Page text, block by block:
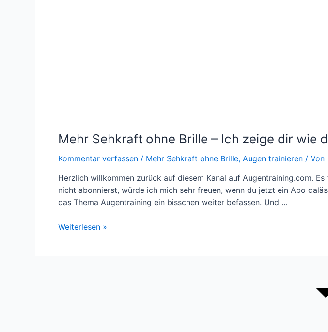
Mehr Sehkraft ohne Brille – Ich zeige dir wie
Kommentar verfassen / Mehr Sehkraft ohne Brille, Augen trainieren / Von
Herzlich willkommen zurück auf diesem Kanal auf Augentraining.com.
nicht abonnierst, würde ich mich sehr freuen, wenn du jetzt ein Abo
das Thema Augentraining ein bisschen weiter befassen. Und …
Mehr
Weiterlesen »